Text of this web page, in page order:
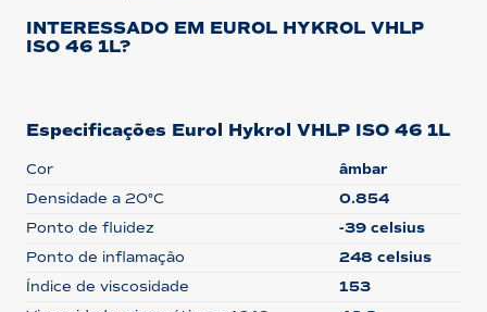
INTERESSADO EM EUROL HYKROL VHLP
ISO 46 1L?
Especificações Eurol Hykrol VHLP ISO 46 1L
Cor
âmbar
Densidade a 20°C
0.854
Ponto de fluidez
-39 celsius
Ponto de inflamação
248 celsius
Índice de viscosidade
153